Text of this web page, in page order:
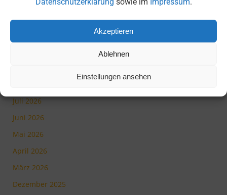
Akzeptieren
Ablehnen
Einstellungen ansehen
Olympiahalle
Moscheebesuch der 6. Klassen
Medienscout-Tag beim BR
Tag der Offenen Tür 2026
Juli 2026
Juni 2026
Mai 2026
April 2026
März 2026
Dezember 2025